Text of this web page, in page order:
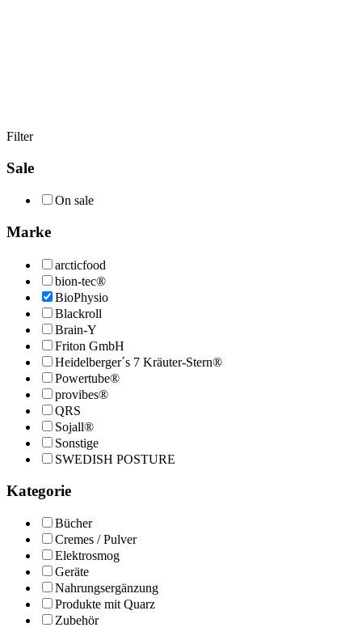
Filter
Sale
On sale
Marke
arcticfood
bion-tec®
BioPhysio
Blackroll
Brain-Y
Friton GmbH
Heidelberger´s 7 Kräuter-Stern®
Powertube®
provibes®
QRS
Sojall®
Sonstige
SWEDISH POSTURE
Kategorie
Bücher
Cremes / Pulver
Elektrosmog
Geräte
Nahrungsergänzung
Produkte mit Quarz
Zubehör